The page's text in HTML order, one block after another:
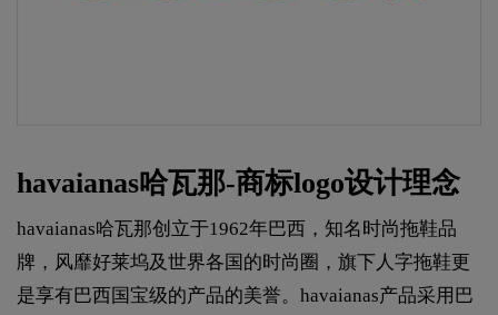
havaianas哈瓦那-商标logo设计理念
havaianas哈瓦那创立于1962年巴西，知名时尚拖鞋品
牌，风靡好莱坞及世界各国的时尚圈，旗下人字拖鞋更
是享有巴西国宝级的产品的美誉。havaianas产品采用巴